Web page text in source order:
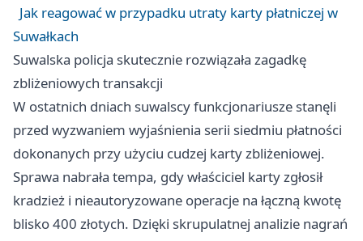
Jak reagować w przypadku utraty karty płatniczej w
Suwałkach
Suwalska policja skutecznie rozwiązała zagadkę
zbliżeniowych transakcji
W ostatnich dniach suwalscy funkcjonariusze stanęli
przed wyzwaniem wyjaśnienia serii siedmiu płatności
dokonanych przy użyciu cudzej karty zbliżeniowej.
Sprawa nabrała tempa, gdy właściciel karty zgłosił
kradzież i nieautoryzowane operacje na łączną kwotę
blisko 400 złotych. Dzięki skrupulatnej analizie nagrań